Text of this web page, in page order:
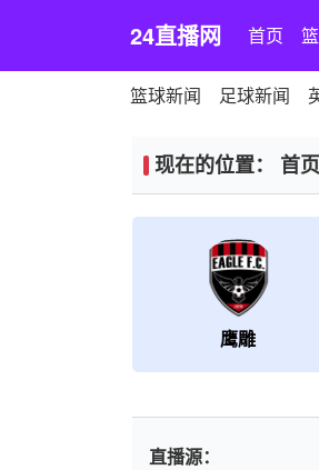
24直播网 首页
篮球新闻 足球新闻
现在的位置： 首页
鹰雕
直播源：